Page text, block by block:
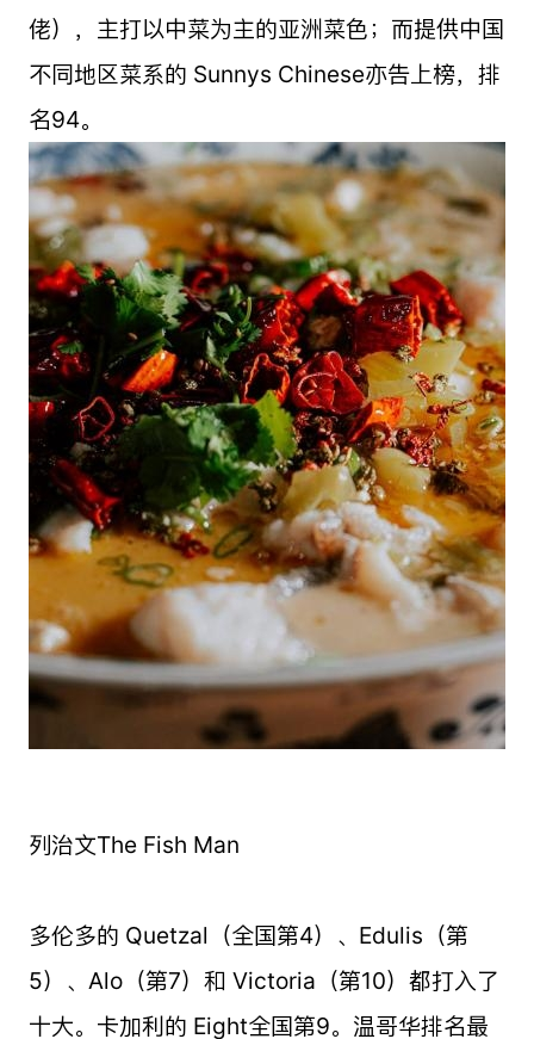
佬），主打以中菜为主的亚洲菜色；而提供中国
不同地区菜系的 Sunnys Chinese亦告上榜，排
名94。
列治文The Fish Man
多伦多的 Quetzal（全国第4）、Edulis（第
5）、Alo（第7）和 Victoria（第10）都打入了
十大。卡加利的 Eight全国第9。温哥华排名最